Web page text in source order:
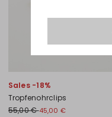
Sales -18%
Tropfenohrclips
55,00 €45,00 €